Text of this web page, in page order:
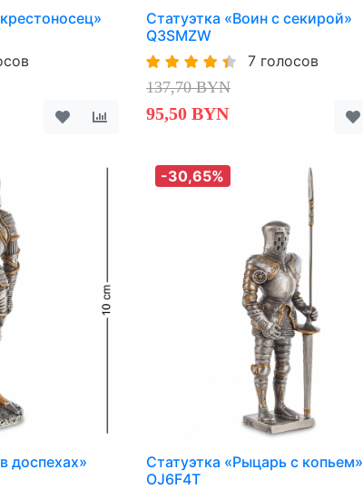
Статуэтка «Воин с секирой»
Q3SMZW
7 голосов
137,70 BYN
95,50 BYN
доспехах»
-30,65%
Статуэтка «Рыцарь с копьем»
OJ6F4T